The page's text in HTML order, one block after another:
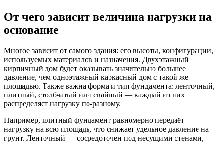
От чего зависит величина нагрузки на
основание
Многое зависит от самого здания: его высоты, конфигурации,
используемых материалов и назначения. Двухэтажный
кирпичный дом будет оказывать значительно большее
давление, чем одноэтажный каркасный дом с такой же
площадью. Также важна форма и тип фундамента: ленточный,
плитный, столбчатый или свайный — каждый из них
распределяет нагрузку по-разному.
Например, плитный фундамент равномерно передаёт
нагрузку на всю площадь, что снижает удельное давление на
грунт. Ленточный — сосредоточен под несущими стенами,